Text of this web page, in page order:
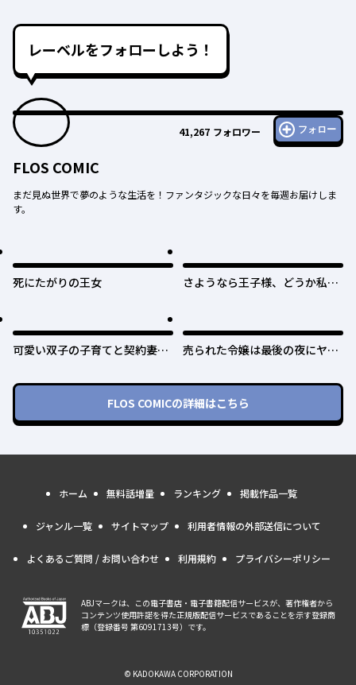
レーベルをフォローしよう！
41,267 フォロワー フォロー
FLOS COMIC
まだ見ぬ世界で夢のような生活を！ファンタジックな日々を毎週お届けしま
す。
死にたがりの王女
さようなら王子様、どうか私の
可愛い双子の子育てと契約妻は
売られた令嬢は最後の夜にヤリ
ていると、迎えに来たのは激重
王子様でした〜
FLOS COMICの詳細はこちら
ホーム 無料話増量 ランキング 掲載作品一覧
ジャンル一覧 サイトマップ 利用者情報の外部送信について
よくあるご質問 / お問い合わせ 利用規約 プライバシーポリシー
ABJマークは、この電子書店・電子書籍配信サービスが、著作権者から
コンテンツ使用許諾を得た正規版配信サービスであることを示す登録商
標（登録番号 第6091713号）です。
© KADOKAWA CORPORATION